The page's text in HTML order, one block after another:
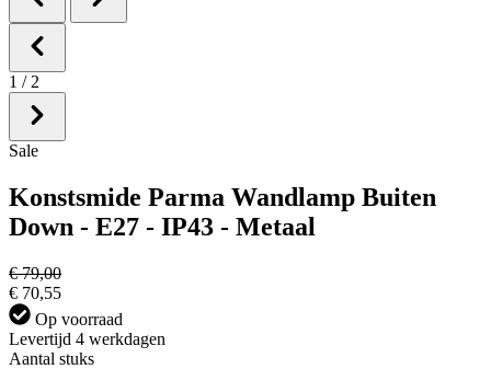
1 / 2
Sale
Konstsmide Parma Wandlamp Buiten
Down - E27 - IP43 - Metaal
€ 79,00
€ 70,55
Op voorraad
Levertijd 4 werkdagen
Aantal stuks